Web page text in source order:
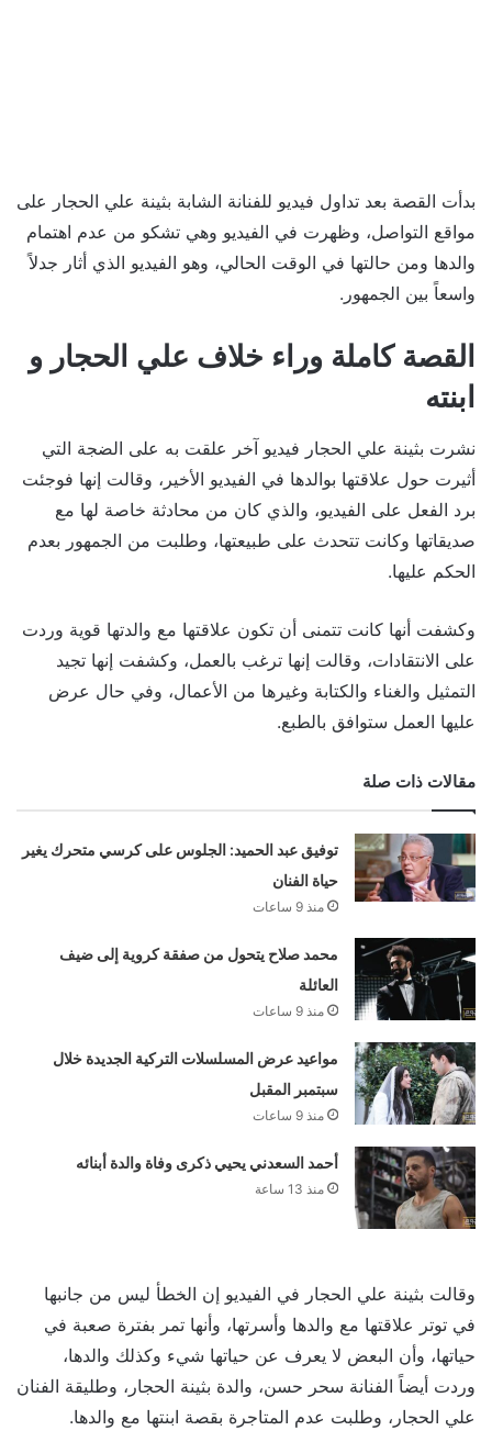
بدأت القصة بعد تداول فيديو للفنانة الشابة بثينة علي الحجار على
مواقع التواصل، وظهرت في الفيديو وهي تشكو من عدم اهتمام
والدها ومن حالتها في الوقت الحالي، وهو الفيديو الذي أثار جدلاً
واسعاً بين الجمهور.
القصة كاملة وراء خلاف علي الحجار و
ابنته
نشرت بثينة علي الحجار فيديو آخر علقت به على الضجة التي
أثيرت حول علاقتها بوالدها في الفيديو الأخير، وقالت إنها فوجئت
برد الفعل على الفيديو، والذي كان من محادثة خاصة لها مع
صديقاتها وكانت تتحدث على طبيعتها، وطلبت من الجمهور بعدم
الحكم عليها.
وكشفت أنها كانت تتمنى أن تكون علاقتها مع والدتها قوية وردت
على الانتقادات، وقالت إنها ترغب بالعمل، وكشفت إنها تجيد
التمثيل والغناء والكتابة وغيرها من الأعمال، وفي حال عرض
عليها العمل ستوافق بالطبع.
مقالات ذات صلة
توفيق عبد الحميد: الجلوس على كرسي متحرك يغير
حياة الفنان
منذ 9 ساعات
محمد صلاح يتحول من صفقة كروية إلى ضيف
العائلة
منذ 9 ساعات
مواعيد عرض المسلسلات التركية الجديدة خلال
سبتمبر المقبل
منذ 9 ساعات
أحمد السعدني يحيي ذكرى وفاة والدة أبنائه
منذ 13 ساعة
وقالت بثينة علي الحجار في الفيديو إن الخطأ ليس من جانبها
في توتر علاقتها مع والدها وأسرتها، وأنها تمر بفترة صعبة في
حياتها، وأن البعض لا يعرف عن حياتها شيء وكذلك والدها،
وردت أيضاً الفنانة سحر حسن، والدة بثينة الحجار، وطليقة الفنان
علي الحجار، وطلبت عدم المتاجرة بقصة ابنتها مع والدها.